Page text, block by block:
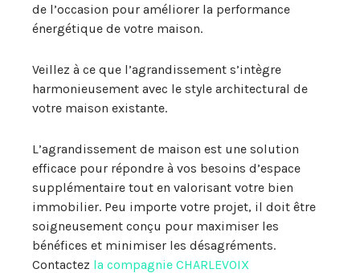
de l’occasion pour améliorer la performance
énergétique de votre maison.
Veillez à ce que l’agrandissement s’intègre
harmonieusement avec le style architectural de
votre maison existante.
L’agrandissement de maison est une solution
efficace pour répondre à vos besoins d’espace
supplémentaire tout en valorisant votre bien
immobilier. Peu importe votre projet, il doit être
soigneusement conçu pour maximiser les
bénéfices et minimiser les désagréments.
Contactez la compagnie CHARLEVOIX